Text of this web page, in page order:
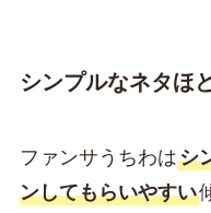
シンプルなネタほ
ファンサうちわはシ
ンしてもらいやすい